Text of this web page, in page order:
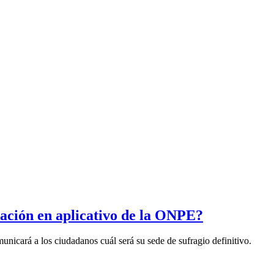
en aplicativo de la ONPE?
a los ciudadanos cuál será su sede de sufragio definitivo.